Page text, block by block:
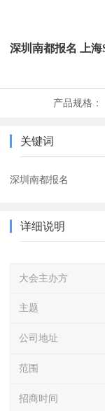
深圳南都报名 上海
产品规格：
关键词
深圳南都报名
详细说明
大会主办方
主题
公司地址
范围
招商时间